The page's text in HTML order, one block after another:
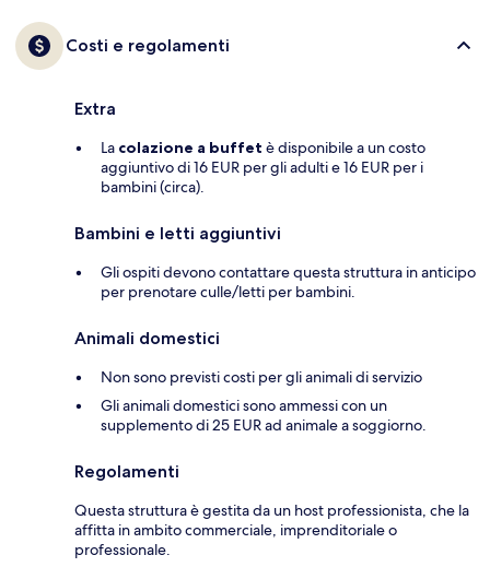
Costi e regolamenti
Extra
La colazione a buffet è disponibile a un costo
aggiuntivo di 16 EUR per gli adulti e 16 EUR per i
bambini (circa).
Bambini e letti aggiuntivi
Gli ospiti devono contattare questa struttura in anticipo
per prenotare culle/letti per bambini.
Animali domestici
Non sono previsti costi per gli animali di servizio
Gli animali domestici sono ammessi con un
supplemento di 25 EUR ad animale a soggiorno.
Regolamenti
Questa struttura è gestita da un host professionista, che la
affitta in ambito commerciale, imprenditoriale o
professionale.